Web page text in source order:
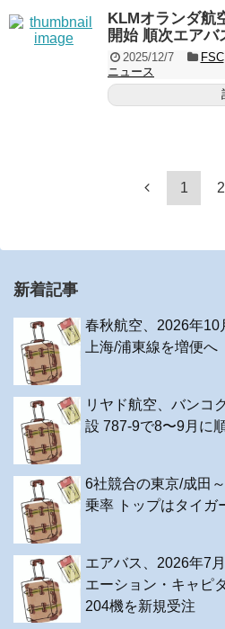
KLMオランダ航
開始 順次エア
2025/12/7 FSC
ニュース
1 2
新着記事
春秋航空、2026年10
上海/浦東線を増便へ
リヤド航空、バンコ
設 787-9で8〜9月に
6社競合の東京/成田
乗率 トップはタイガ
エアバス、2026年7
エーション・キャピ
204機を新規受注